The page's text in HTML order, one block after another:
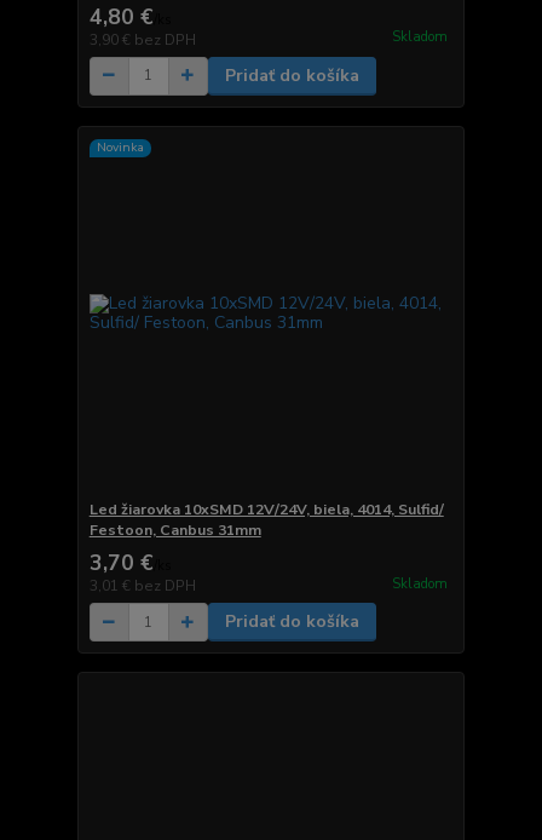
4,80 €
3,90 € bez DPH Skladom
Pridať do košíka
Novinka
Led žiarovka 10xSMD 12V/24V, biela, 4014, Sulfid/
Festoon, Canbus 31mm
3,70 €
3,01 € bez DPH Skladom
Pridať do košíka